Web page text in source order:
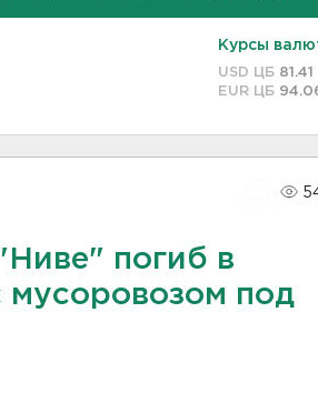
Курсы
USD ЦБ 81.41
EUR ЦБ
погиб в
мусоровозом под